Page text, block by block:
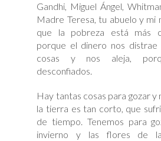
Gandhi, Miguel Ángel,
Madre Teresa, tu abuelo y mi
que la pobreza está más
porque el dinero nos distrae
cosas y nos aleja,
desconfiados.
Hay tantas cosas para gozar
la tierra es tan corto, que
de tiempo. Tenemos para
invierno y las flores de